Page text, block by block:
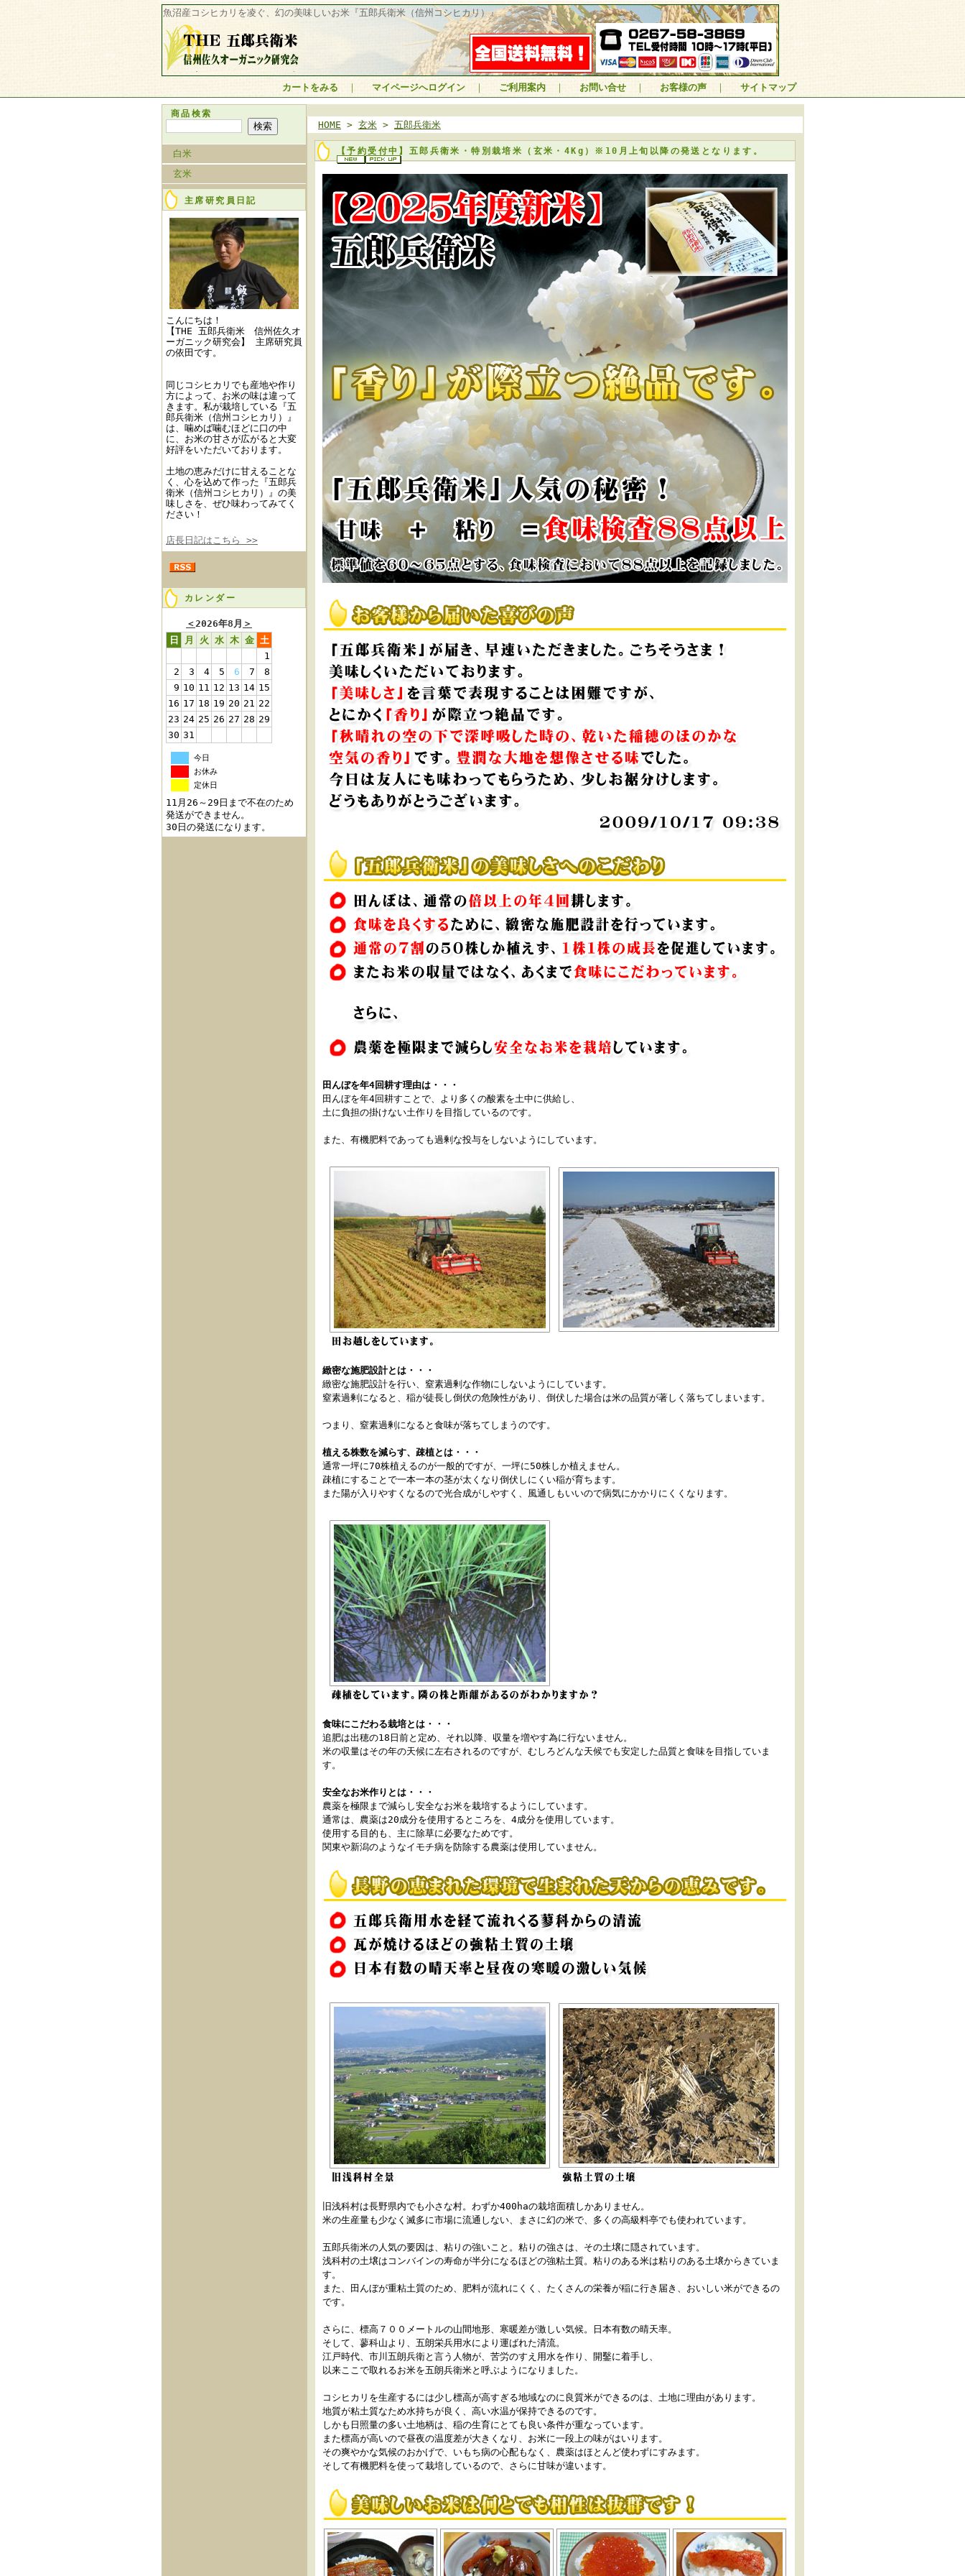
魚沼産コシヒカリを凌
ぐ、幻の美味しいお米
『五郎兵衛米（信州コ
シヒカリ）』 THE 五
郎兵衛米 信州佐久オ
ーガニック研究会
魚沼産コシヒカリを凌ぐ、幻の美味しいお米『五郎兵衛米（信州コシヒカリ）』
カートをみる ｜ マイページへログイン ｜ ご利用案内 ｜ お問い合せ ｜ お客様の声 ｜ サイトマップ
商品検索
白米
玄米
主席研究員日記
こんにちは！
【THE 五郎兵衛米 信州佐久オ
ーガニック研究会】 主席研究員
の依田です。
同じコシヒカリでも産地や作り
方によって、お米の味は違って
きます。私が栽培している『五
郎兵衛米（信州コシヒカリ）』
は、噛めば噛むほどに口の中
に、お米の甘さが広がると大変
好評をいただいております。
土地の恵みだけに甘えることな
く、心を込めて作った『五郎兵
衛米（信州コシヒカリ）』の美
味しさを、ぜひ味わってみてく
ださい！
店長日記はこちら >>
カレンダー
＜2026年8月 ＞
日
月 火 水 木 金 土
1
2
3 4 5 6 7
8
9 10 11 12 13 14 15
16 17 18 19 20 21 22
23 24 25 26 27 28 29
30 31
今日
お休み
定休日
11月26～29日まで不在のため
発送ができません。
30日の発送になります。
HOME > 玄米 > 五郎兵衛米
【予約受付中】五郎兵衛米・特別栽培米（玄米・4Kg）※10月上旬以降の発送となります。
田んぼを年4回耕す理由は・・・
田んぼを年4回耕すことで、より多くの酸素を土中に供給し、
土に負担の掛けない土作りを目指しているのです。
また、有機肥料であっても過剰な投与をしないようにしています。
緻密な施肥設計とは・・・
緻密な施肥設計を行い、窒素過剰な作物にしないようにしています。
窒素過剰になると、稲が徒長し倒伏の危険性があり、倒伏した場合は米の品質が著しく落ちてしまいます。
つまり、窒素過剰になると食味が落ちてしまうのです。
植える株数を減らす、疎植とは・・・
通常一坪に70株植えるのが一般的ですが、一坪に50株しか植えません。
疎植にすることで一本一本の茎が太くなり倒伏しにくい稲が育ちます。
また陽が入りやすくなるので光合成がしやすく、風通しもいいので病気にかかりにくくなります。
食味にこだわる栽培とは・・・
追肥は出穂の18日前と定め、それ以降、収量を増やす為に行ないません。
米の収量はその年の天候に左右されるのですが、むしろどんな天候でも安定した品質と食味を目指していま
す。
安全なお米作りとは・・・
農薬を極限まで減らし安全なお米を栽培するようにしています。
通常は、農薬は20成分を使用するところを、4成分を使用しています。
使用する目的も、主に除草に必要なためです。
関東や新潟のようなイモチ病を防除する農薬は使用していません。
旧浅科村は長野県内でも小さな村。わずか400haの栽培面積しかありません。
米の生産量も少なく滅多に市場に流通しない、まさに幻の米で、多くの高級料亭でも使われています。
五郎兵衛米の人気の要因は、粘りの強いこと。粘りの強さは、その土壌に隠されています。
浅科村の土壌はコンバインの寿命が半分になるほどの強粘土質。粘りのある米は粘りのある土壌からきていま
す。
また、田んぼが重粘土質のため、肥料が流れにくく、たくさんの栄養が稲に行き届き、おいしい米ができるの
です。
さらに、標高７００メートルの山間地形、寒暖差が激しい気候。日本有数の晴天率。
そして、蓼科山より、五朗栄兵用水により運ばれた清流。
江戸時代、市川五朗兵衛と言う人物が、苦労のすえ用水を作り、開鑿に着手し、
以来ここで取れるお米を五朗兵衛米と呼ぶようになりました。
コシヒカリを生産するには少し標高が高すぎる地域なのに良質米ができるのは、土地に理由があります。
地質が粘土質なため水持ちが良く、高い水温が保持できるのです。
しかも日照量の多い土地柄は、稲の生育にとても良い条件が重なっています。
また標高が高いので昼夜の温度差が大きくなり、お米に一段上の味がはいります。
その爽やかな気候のおかげで、いもち病の心配もなく、農薬はほとんど使わずにすみます。
そして有機肥料を使って栽培しているので、さらに甘味が違います。